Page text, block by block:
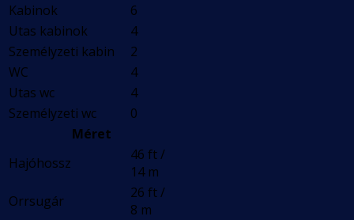
Kabinok
6
Utas kabinok
4
Személyzeti kabin
2
WC
4
Utas wc
4
Személyzeti wc
0
Méret
Hajóhossz
46 ft /
14 m
Orrsugár
26 ft /
8 m